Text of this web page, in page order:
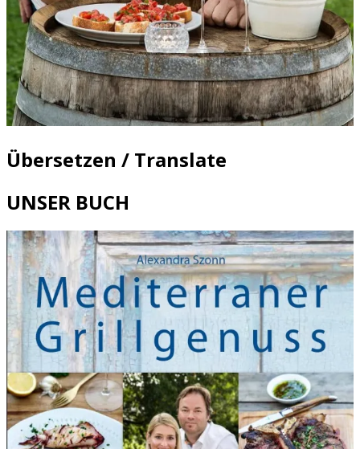
Übersetzen / Translate
UNSER BUCH